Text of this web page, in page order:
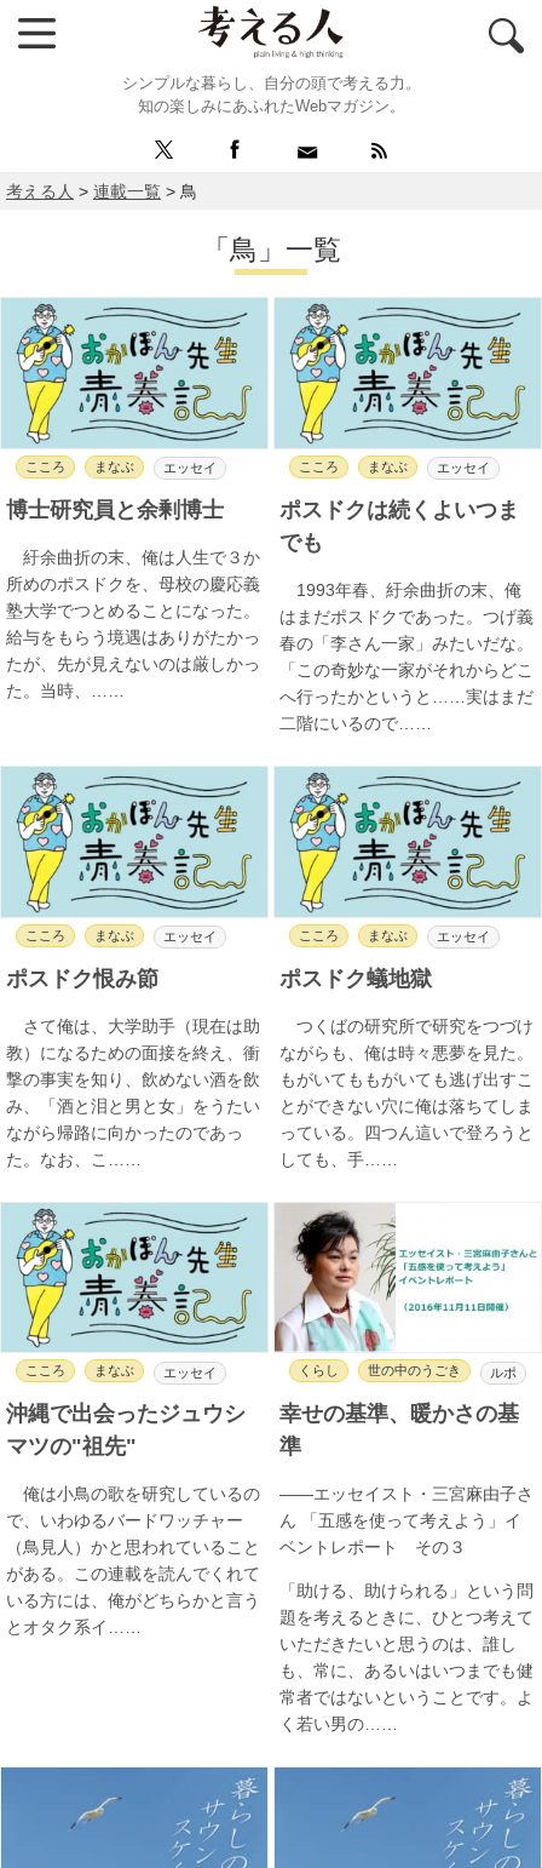
シンプルな暮らし、自分の頭で考える力。
知の楽しみにあふれたWebマガジン。
考える人 > 連載一覧 > 鳥
「鳥」一覧
こころ まなぶ エッセイ
博士研究員と余剰博士
紆余曲折の末、俺は人生で３か
所めのポスドクを、母校の慶応義
塾大学でつとめることになった。
給与をもらう境遇はありがたかっ
たが、先が見えないのは厳しかっ
た。当時、……
こころ まなぶ エッセイ
ポスドクは続くよいつま
でも
1993年春、紆余曲折の末、俺
はまだポスドクであった。つげ義
春の「李さん一家」みたいだな。
「この奇妙な一家がそれからどこ
へ行ったかというと……実はまだ
二階にいるので……
こころ まなぶ エッセイ
ポスドク恨み節
さて俺は、大学助手（現在は助
教）になるための面接を終え、衝
撃の事実を知り、飲めない酒を飲
み、「酒と泪と男と女」をうたい
ながら帰路に向かったのであっ
た。なお、こ……
こころ まなぶ エッセイ
ポスドク蟻地獄
つくばの研究所で研究をつづけ
ながらも、俺は時々悪夢を見た。
もがいてももがいても逃げ出すこ
とができない穴に俺は落ちてしま
っている。四つん這いで登ろうと
しても、手……
こころ まなぶ エッセイ
沖縄で出会ったジュウシ
マツの"祖先"
俺は小鳥の歌を研究しているの
で、いわゆるバードワッチャー
（鳥見人）かと思われていること
がある。この連載を読んでくれて
いる方には、俺がどちらかと言う
とオタク系イ……
くらし 世の中のうごき ルポ
幸せの基準、暖かさの基
準
――エッセイスト・三宮麻由子さ
ん 「五感を使って考えよう」イ
ベントレポート その３
「助ける、助けられる」という問
題を考えるときに、ひとつ考えて
いただきたいと思うのは、誰し
も、常に、あるいはいつまでも健
常者ではないということです。よ
く若い男の……